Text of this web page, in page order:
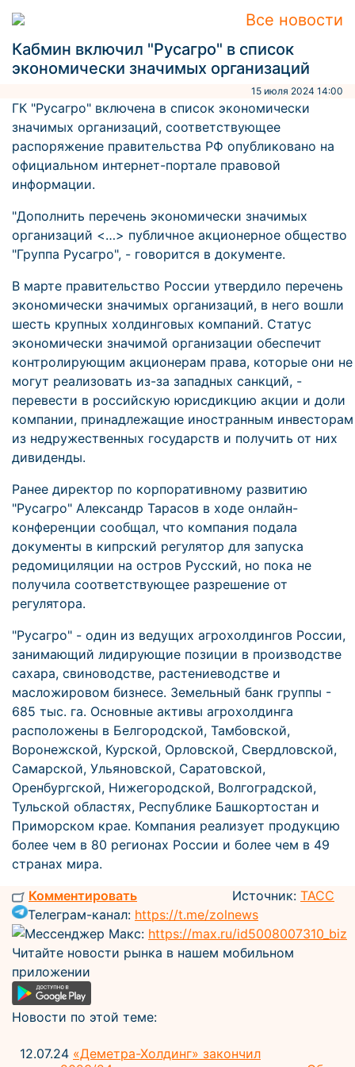
Все новости
Кабмин включил "Русагро" в список
экономически значимых организаций
15 июля 2024 14:00
ГК "Русагро" включена в список экономически
значимых организаций, соответствующее
распоряжение правительства РФ опубликовано на
официальном интернет-портале правовой
информации.
"Дополнить перечень экономически значимых
организаций <…> публичное акционерное общество
"Группа Русагро", - говорится в документе.
В марте правительство России утвердило перечень
экономически значимых организаций, в него вошли
шесть крупных холдинговых компаний. Статус
экономически значимой организации обеспечит
контролирующим акционерам права, которые они не
могут реализовать из-за западных санкций, -
перевести в российскую юрисдикцию акции и доли
компании, принадлежащие иностранным инвесторам
из недружественных государств и получить от них
дивиденды.
Ранее директор по корпоративному развитию
"Русагро" Александр Тарасов в ходе онлайн-
конференции сообщал, что компания подала
документы в кипрский регулятор для запуска
редомициляции на остров Русский, но пока не
получила соответствующее разрешение от
регулятора.
"Русагро" - один из ведущих агрохолдингов России,
занимающий лидирующие позиции в производстве
сахара, свиноводстве, растениеводстве и
масложировом бизнесе. Земельный банк группы -
685 тыс. га. Основные активы агрохолдинга
расположены в Белгородской, Тамбовской,
Воронежской, Курской, Орловской, Свердловской,
Самарской, Ульяновской, Саратовской,
Оренбургской, Нижегородской, Волгоградской,
Тульской областях, Республике Башкортостан и
Приморском крае. Компания реализует продукцию
более чем в 80 регионах России и более чем в 49
странах мира.
Комментировать
Источник: ТАСС
Телеграм-канал: https://t.me/zolnews
Мессенджер Макс: https://max.ru/id5008007310_biz
Читайте новости рынка в нашем мобильном
приложении
Новости по этой теме:
12.07.24 «Деметра-Холдинг» закончил